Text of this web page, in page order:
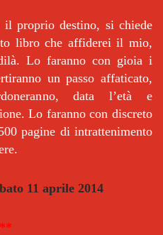
proprio destino, si chiede
libro che affiderei il mio,
Lo faranno con gioia i
un passo affaticato,
data l’età e
Lo faranno con discreto
pagine di intrattenimento
11 aprile 2014